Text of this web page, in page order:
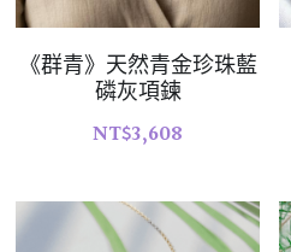
《群青》天然青金珍珠藍
磷灰項鍊
NT$3,608